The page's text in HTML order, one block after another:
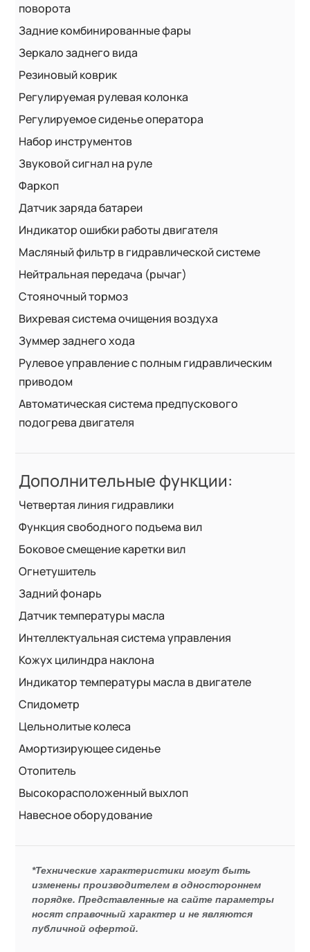
поворота
Задние комбинированные фары
Зеркало заднего вида
Резиновый коврик
Регулируемая рулевая колонка
Регулируемое сиденье оператора
Набор инструментов
Звуковой сигнал на руле
Фаркоп
Датчик заряда батареи
Индикатор ошибки работы двигателя
Масляный фильтр в гидравлической системе
Нейтральная передача (рычаг)
Стояночный тормоз
Вихревая система очищения воздуха
Зуммер заднего хода
Рулевое управление с полным гидравлическим
приводом
Автоматическая система предпускового
подогрева двигателя
Дополнительные функции:
Четвертая линия гидравлики
Функция свободного подъема вил
Боковое смещение каретки вил
Огнетушитель
Задний фонарь
Датчик температуры масла
Интеллектуальная система управления
Кожух цилиндра наклона
Индикатор температуры масла в двигателе
Спидометр
Цельнолитые колеса
Амортизирующее сиденье
Отопитель
Высокорасположенный выхлоп
Навесное оборудование
*Технические характеристики могут быть
изменены производителем в одностороннем
порядке. Представленные на сайте параметры
носят справочный характер и не являются
публичной офертой.